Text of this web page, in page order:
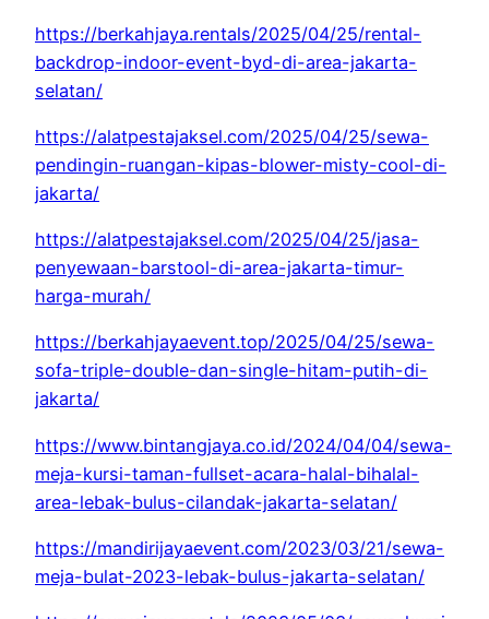
https://berkahjaya.rentals/2025/04/25/rental-
backdrop-indoor-event-byd-di-area-jakarta-
selatan/
https://alatpestajaksel.com/2025/04/25/sewa-
pendingin-ruangan-kipas-blower-misty-cool-di-
jakarta/
https://alatpestajaksel.com/2025/04/25/jasa-
penyewaan-barstool-di-area-jakarta-timur-
harga-murah/
https://berkahjayaevent.top/2025/04/25/sewa-
sofa-triple-double-dan-single-hitam-putih-di-
jakarta/
https://www.bintangjaya.co.id/2024/04/04/sewa-
meja-kursi-taman-fullset-acara-halal-bihalal-
area-lebak-bulus-cilandak-jakarta-selatan/
https://mandirijayaevent.com/2023/03/21/sewa-
meja-bulat-2023-lebak-bulus-jakarta-selatan/